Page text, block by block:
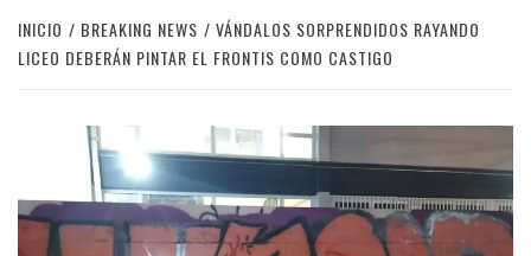
INICIO BREAKING NEWS
VÁNDALOS SORPRENDIDOS RAYANDO
LICEO DEBERÁN PINTAR EL FRONTIS COMO CASTIGO